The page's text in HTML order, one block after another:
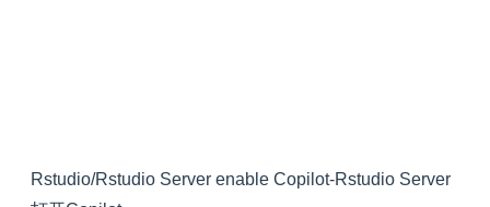
Rstudio/Rstudio Server enable Copilot-Rstudio Server